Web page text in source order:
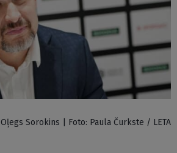
Oļegs Sorokins | Foto: Paula Čurkste / LETA